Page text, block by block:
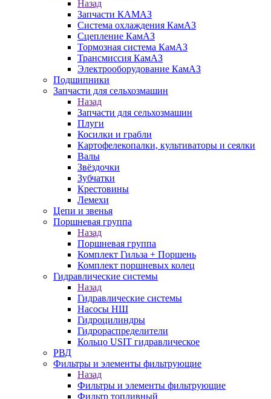
Назад
Запчасти КАМАЗ
Система охлаждения КамАЗ
Сцепление КамАЗ
Тормозная система КамАЗ
Трансмиссия КамАЗ
Электрооборудование КамАЗ
Подшипники
Запчасти для сельхозмашин
Назад
Запчасти для сельхозмашин
Плуги
Косилки и грабли
Картофелекопалки, культиваторы и сеялки
Валы
Звёздочки
Зубчатки
Крестовины
Лемехи
Цепи и звенья
Поршневая группа
Назад
Поршневая группа
Комплект Гильза + Поршень
Комплект поршневых колец
Гидравлические системы
Назад
Гидравлические системы
Насосы НШ
Гидроцилиндры
Гидрораспределители
Кольцо USIT гидравлическое
РВД
Фильтры и элементы фильтрующие
Назад
Фильтры и элементы фильтрующие
Фильтр топливный